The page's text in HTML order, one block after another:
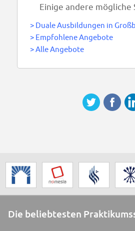
Einige andere mögliche
> Duale Ausbildungen in
> Empfohlene Angebote
>Alle Angebote
Die beliebtesten